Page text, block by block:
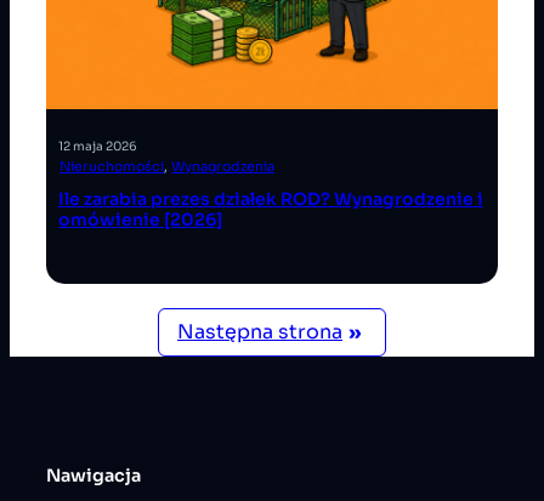
12 maja 2026
Nieruchomości, Wynagrodzenia
Ile zarabia prezes działek ROD? Wynagrodzenie i
omówienie [2026]
Następna strona »
Nawigacja